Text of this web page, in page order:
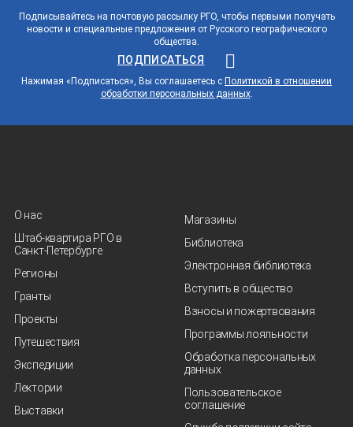
Подписывайтесь на почтовую рассылку РГО, чтобы первыми получать
новости и специальные предложения от Русского географического
общества.
ПОДПИСАТЬСЯ
Нажимая «Подписаться», Вы соглашаетесь с Политикой в отношении
обработки персональных данных.
О нас
Штаб-квартира РГО в
Санкт‑Петербурге
Регионы
Гранты
Проекты
Путешествия
Экспедиции
Лектории
Выставки
Магазины
Библиотека
Электронная библиотека
Вступить в общество
Взносы и пожертвования
Программы лояльности
Обработка персональных
данных
Пользовательское
соглашение